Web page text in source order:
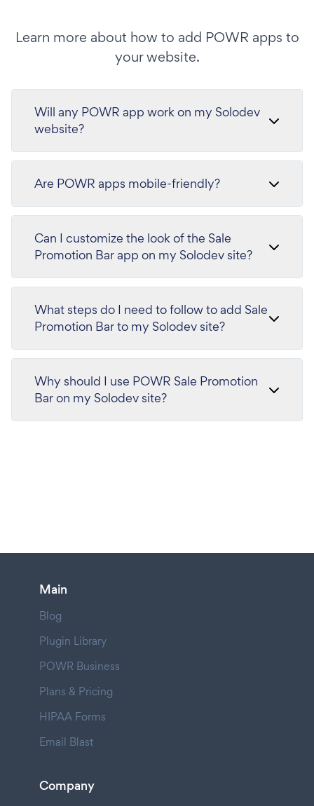
Learn more about how to add POWR apps to
your website.
Will any POWR app work on my Solodev
website?
Are POWR apps mobile-friendly?
Can I customize the look of the Sale
Promotion Bar app on my Solodev site?
What steps do I need to follow to add Sale
Promotion Bar to my Solodev site?
Why should I use POWR Sale Promotion
Bar on my Solodev site?
Main
Blog
Plugin Library
POWR Business
Plans & Pricing
HIPAA Forms
Email Blast
Company